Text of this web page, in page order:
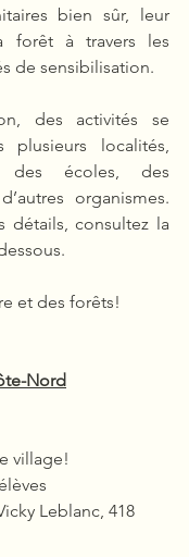
bien sûr, leur
forêt à travers les
de sensibilisation.
des activités se
plusieurs localités,
des écoles, des
détails, consultez la
et des forêts!
Nord
village!
Leblanc, 418